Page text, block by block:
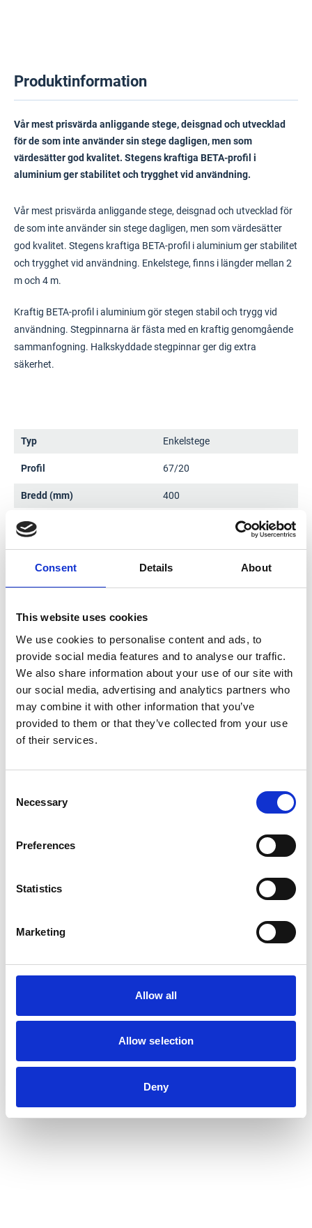
Consent Details About
This website uses cookies
We use cookies to personalise content and ads, to
provide social media features and to analyse our traffic.
We also share information about your use of our site with
our social media, advertising and analytics partners who
may combine it with other information that you’ve
provided to them or that they’ve collected from your use
of their services.
Selection
Necessary
Preferences
Statistics
Marketing
Allow all
Allow selection
Deny
Produktinformation
Vår mest prisvärda anliggande stege, deisgnad och utvecklad
för de som inte använder sin stege dagligen, men som
värdesätter god kvalitet. Stegens kraftiga BETA-profil i
aluminium ger stabilitet och trygghet vid användning.
Vår mest prisvärda anliggande stege, deisgnad och utvecklad för
de som inte använder sin stege dagligen, men som värdesätter
god kvalitet. Stegens kraftiga BETA-profil i aluminium ger stabilitet
och trygghet vid användning. Enkelstege, finns i längder mellan 2
m och 4 m.
Kraftig BETA-profil i aluminium gör stegen stabil och trygg vid
användning. Stegpinnarna är fästa med en kraftig genomgående
sammanfogning. Halkskyddade stegpinnar ger dig extra
säkerhet.
Typ Enkelstege
Profil 67/20
Bredd (mm) 400
Längd (mm)
Antal steg 9
Varianter
Art.nr Längd Lagersaldo
007786609